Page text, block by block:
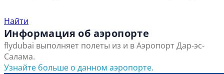
Найти
Информация об аэропорте
flydubai выполняет полеты из и в Аэропорт Дар-эс-
Салама.
Узнайте больше о данном аэропорте.